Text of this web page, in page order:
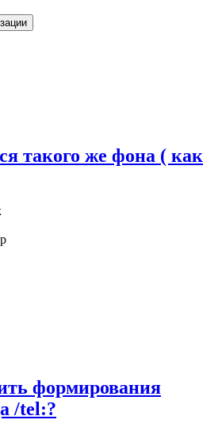
такого же фона ( как
формирования
/tel:?